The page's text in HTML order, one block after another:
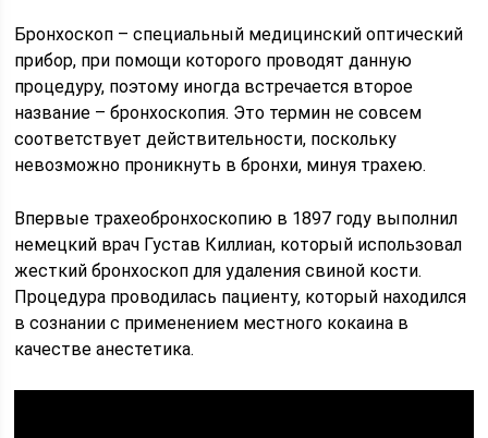
Бронхоскоп – специальный медицинский оптический
прибор, при помощи которого проводят данную
процедуру, поэтому иногда встречается второе
название – бронхоскопия. Это термин не совсем
соответствует действительности, поскольку
невозможно проникнуть в бронхи, минуя трахею.
Впервые трахеобронхоскопию в 1897 году выполнил
немецкий врач Густав Киллиан, который использовал
жесткий бронхоскоп для удаления свиной кости.
Процедура проводилась пациенту, который находился
в сознании с применением местного кокаина в
качестве анестетика.